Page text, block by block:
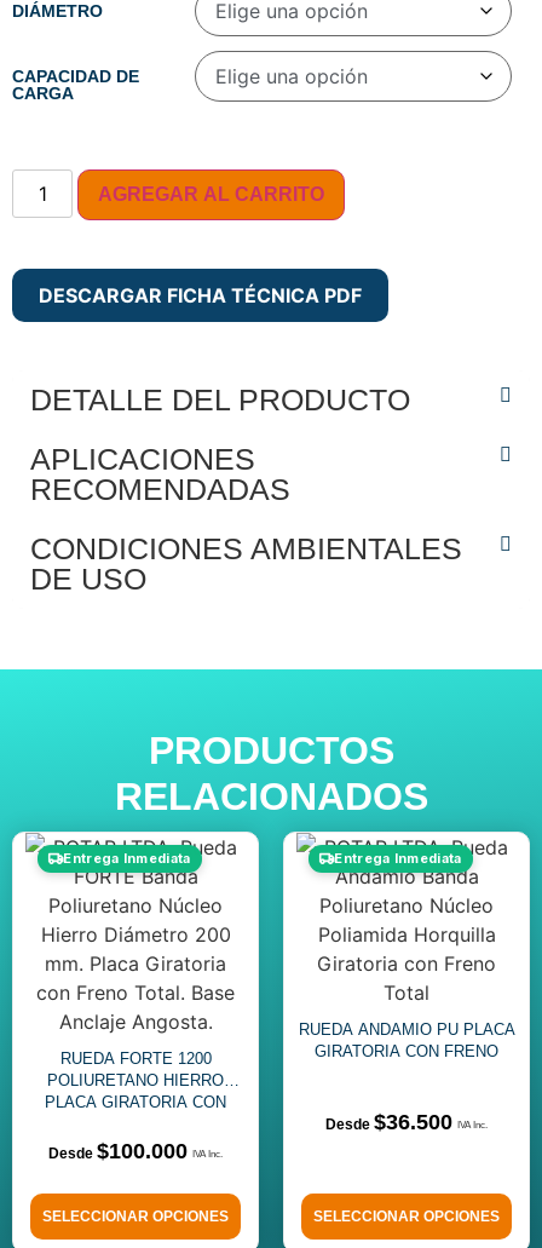
DIÁMETRO
CAPACIDAD DE
CARGA
AGREGAR AL CARRITO
DESCARGAR FICHA TÉCNICA PDF
DETALLE DEL PRODUCTO
APLICACIONES
RECOMENDADAS
CONDICIONES AMBIENTALES
DE USO
PRODUCTOS
RELACIONADOS
Entrega Inmediata
RUEDA FORTE 1200
POLIURETANO HIERRO
PLACA GIRATORIA CON
$100.000
SELECCIONAR OPCIONES
Entrega Inmediata
RUEDA ANDAMIO PU PLACA
GIRATORIA CON FRENO
$36.500
SELECCIONAR OPCIONES